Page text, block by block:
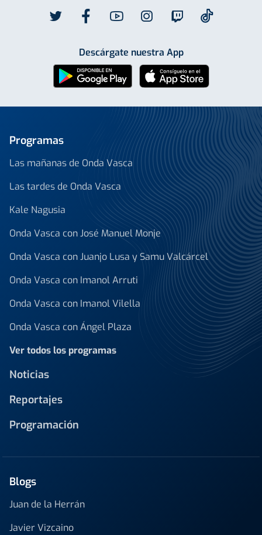
Descárgate nuestra App
Programas
Las mañanas de Onda Vasca
Las tardes de Onda Vasca
Kale Nagusia
Onda Vasca con José Manuel Monje
Onda Vasca con Juanjo Lusa y Samu Valcárcel
Onda Vasca con Imanol Arruti
Onda Vasca con Imanol Vilella
Onda Vasca con Ángel Plaza
Ver todos los programas
Noticias
Reportajes
Programación
Blogs
Juan de la Herrán
Javier Vizcaino